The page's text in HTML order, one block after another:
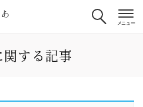
関する記事